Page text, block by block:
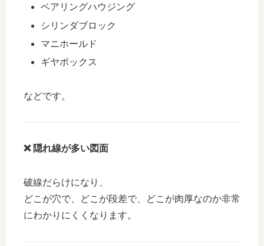
ベアリングハウジング
シリンダブロック
マニホールド
ギヤボックス
などです。
❌ 隠れ線が多い図面
破線だらけになり、
どこが穴で、どこが段差で、どこが肉厚なのか非常
にわかりにくくなります。